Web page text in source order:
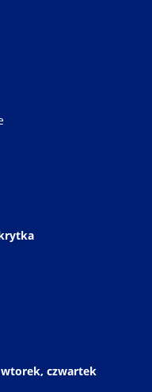
wtorek, czwartek